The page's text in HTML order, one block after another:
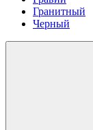
Гранитный
Черный